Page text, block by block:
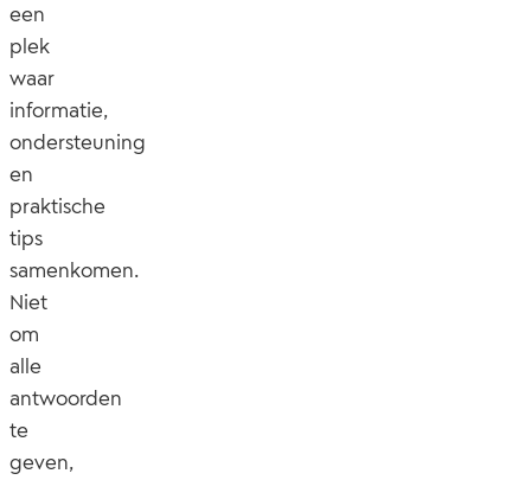
een
plek
waar
informatie,
ondersteuning
en
praktische
tips
samenkomen.
Niet
om
alle
antwoorden
te
geven,